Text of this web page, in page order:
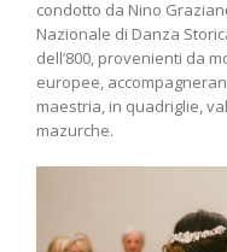
condotto da Nino
Nazionale di Danza
dell’800, provenienti da
europee,
maestria, in quadriglie,
mazurche.